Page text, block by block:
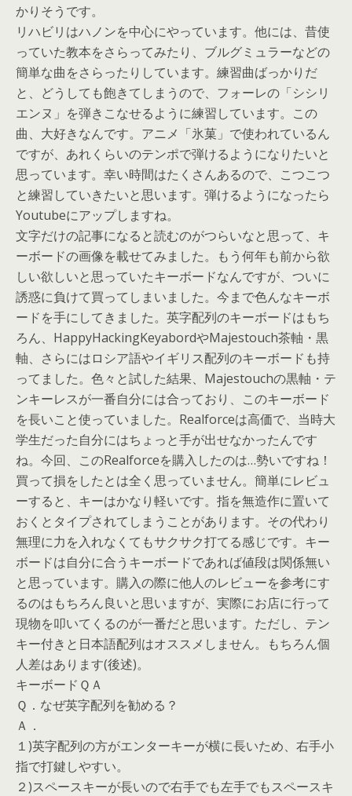
かりそうです。
リハビリはハノンを中心にやっています。他には、昔使
っていた教本をさらってみたり、ブルグミュラーなどの
簡単な曲をさらったりしています。練習曲ばっかりだ
と、どうしても飽きてしまうので、フォーレの「シシリ
エンヌ」を弾きこなせるように練習しています。この
曲、大好きなんです。アニメ「氷菓」で使われているん
ですが、あれくらいのテンポで弾けるようになりたいと
思っています。幸い時間はたくさんあるので、こつこつ
と練習していきたいと思います。弾けるようになったら
Youtubeにアップしますね。
文字だけの記事になると読むのがつらいなと思って、キ
ーボードの画像を載せてみました。もう何年も前から欲
しい欲しいと思っていたキーボードなんですが、ついに
誘惑に負けて買ってしまいました。今まで色んなキーボ
ードを手にしてきました。英字配列のキーボードはもち
ろん、HappyHackingKeyabordやMajestouch茶軸・黒
軸、さらにはロシア語やイギリス配列のキーボードも持
ってました。色々と試した結果、Majestouchの黒軸・テ
ンキーレスが一番自分には合っており、このキーボード
を長いこと使っていました。Realforceは高価で、当時大
学生だった自分にはちょっと手が出せなかったんです
ね。今回、このRealforceを購入したのは…勢いですね！
買って損をしたとは全く思っていません。簡単にレビュ
ーすると、キーはかなり軽いです。指を無造作に置いて
おくとタイプされてしまうことがあります。その代わり
無理に力を入れなくてもサクサク打てる感じです。キー
ボードは自分に合うキーボードであれば値段は関係無い
と思っています。購入の際に他人のレビューを参考にす
るのはもちろん良いと思いますが、実際にお店に行って
現物を叩いてくるのが一番だと思います。ただし、テン
キー付きと日本語配列はオススメしません。もちろん個
人差はあります(後述)。
キーボードＱＡ
Ｑ．なぜ英字配列を勧める？
Ａ．
１)英字配列の方がエンターキーが横に長いため、右手小
指で打鍵しやすい。
２)スペースキーが長いので右手でも左手でもスペースキ